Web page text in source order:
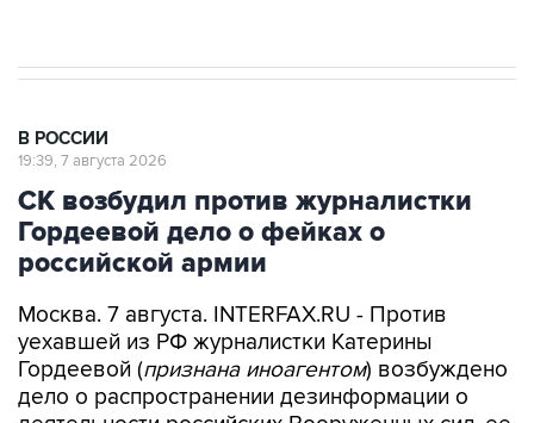
В РОССИИ
19:39, 7 августа 2026
СК возбудил против журналистки
Гордеевой дело о фейках о
российской армии
Москва. 7 августа. INTERFAX.RU - Против
уехавшей из РФ журналистки Катерины
Гордеевой (признана иноагентом) возбуждено
дело о распространении дезинформации о